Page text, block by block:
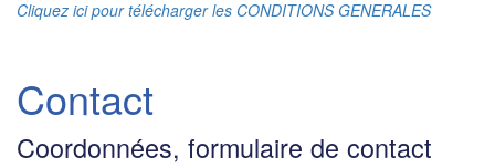
Cliquez ici pour télécharger les CONDITIONS GENERALES
Contact
Coordonnées, formulaire de contact